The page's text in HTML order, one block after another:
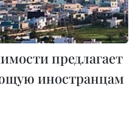
предлагает
иностранцам